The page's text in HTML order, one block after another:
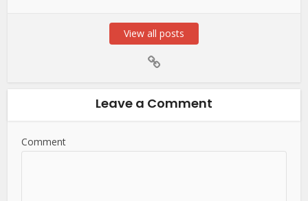
View all posts
Leave a Comment
Comment